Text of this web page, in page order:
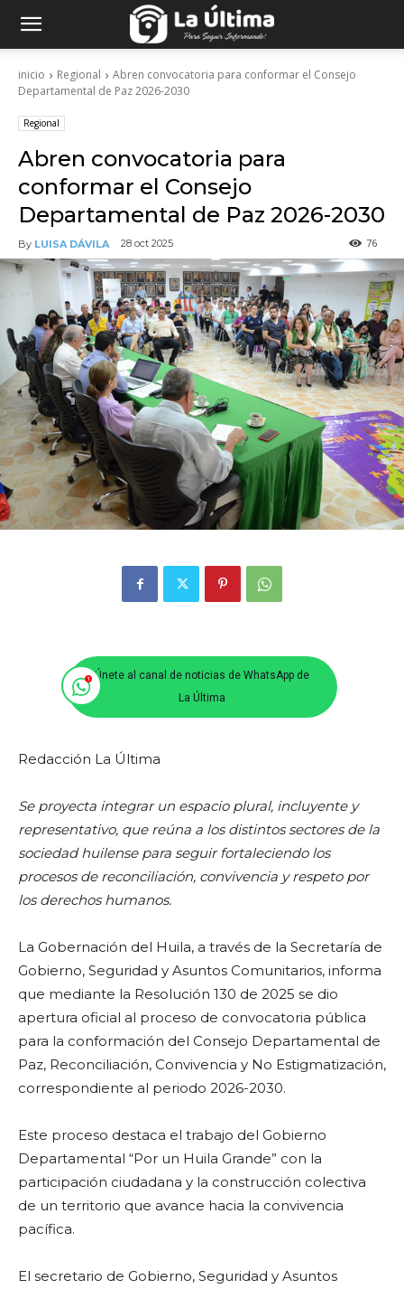
inicio Regional
Abren convocatoria para conformar el Consejo
Departamental de Paz 2026-2030
Regional
Abren convocatoria para
conformar el Consejo
Departamental de Paz 2026-2030
By LUISA DÁVILA 28 oct 2025 76
Únete al canal de noticias de WhatsApp de
La Última
Redacción La Última
Se proyecta integrar un espacio plural, incluyente y
representativo, que reúna a los distintos sectores de la
sociedad huilense para seguir fortaleciendo los
procesos de reconciliación, convivencia y respeto por
los derechos humanos.
La Gobernación del Huila, a través de la Secretaría de
Gobierno, Seguridad y Asuntos Comunitarios, informa
que mediante la Resolución 130 de 2025 se dio
apertura oficial al proceso de convocatoria pública
para la conformación del Consejo Departamental de
Paz, Reconciliación, Convivencia y No Estigmatización,
correspondiente al periodo 2026-2030.
Este proceso destaca el trabajo del Gobierno
Departamental “Por un Huila Grande” con la
participación ciudadana y la construcción colectiva
de un territorio que avance hacia la convivencia
pacífica.
El secretario de Gobierno, Seguridad y Asuntos